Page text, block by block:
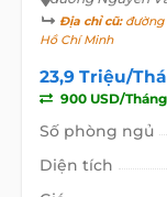
Địa chỉ cũ:đường
Hồ Chí Minh
23,9 Triệu/
900 USD/Tháng
Số phòng ngủ
Diện tích